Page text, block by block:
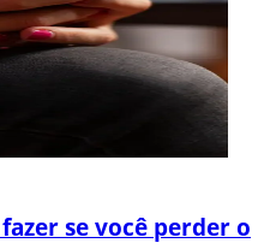
se você perder o